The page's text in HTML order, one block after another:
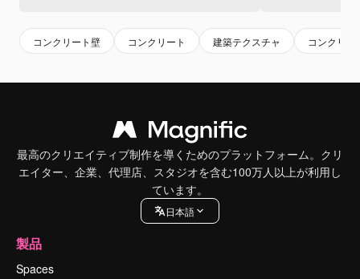
コンクリート壁 コンクリート 建築テクスチャ コンクリー
最高のクリエイティブ制作を導くためのプラットフォーム。クリ
エイター、企業、代理店、スタジオを含む100万人以上が利用し
ています。
日本語
製品
Spaces